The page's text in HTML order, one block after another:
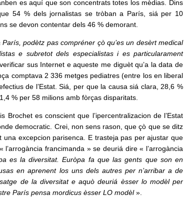
es aquí que son concentrats totes los mèdias. Dins
54 % dels jornalistas se tròban a París, siá per 10
se devon contentar dels 46 % demorant.
podètz pas compréner çò qu’es un desèrt medical
e subretot dels especialistas i es particularament
sus Internet e aqueste me diguèt qu’a la data de
comptava 2 336 metges pediatres (entre los en liberal
de l’Estat.Siá, per que la causa siá clara, 28,6 %
% per 58 milions amb fòrças disparitats.
Brochet es conscient que l’ipercentralizacion de l’Estat
democratic. Crei, non sens rason, que çò que se ditz
una excepcion parisenca. E trasteja pas per ajustar que
l’arrogància francimanda » se deuriá dire « l’arrogància
es la diversitat. Euròpa fa que las gents que son en
en aprenent los uns dels autres per n’arribar a de
de la diversitat e aquò deuriá èsser lo modèl per
París pensa mordicus èsser LO modèl».